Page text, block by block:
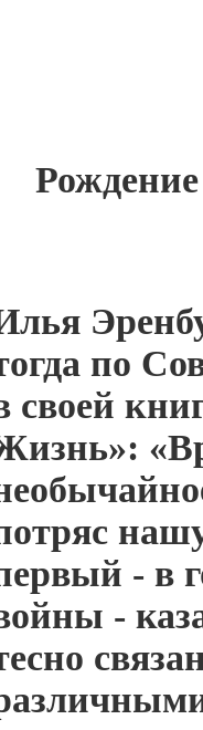
Рождение
по
своей
- в
-